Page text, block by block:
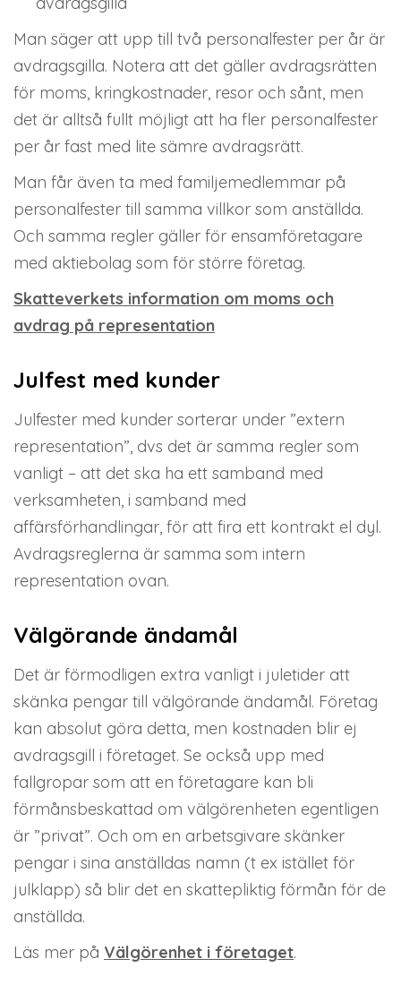
Man säger att upp till två personalfester per år är
avdragsgilla. Notera att det gäller avdragsrätten
för moms, kringkostnader, resor och sånt, men
det är alltså fullt möjligt att ha fler personalfester
per år fast med lite sämre avdragsrätt.
Man får även ta med familjemedlemmar på
personalfester till samma villkor som anställda.
Och samma regler gäller för ensamföretagare
med aktiebolag som för större företag.
Skatteverkets information om moms och
avdrag på representation
Julfest med kunder
Julfester med kunder sorterar under ”extern
representation”, dvs det är samma regler som
vanligt – att det ska ha ett samband med
verksamheten, i samband med
affärsförhandlingar, för att fira ett kontrakt el dyl.
Avdragsreglerna är samma som intern
representation ovan.
Välgörande ändamål
Det är förmodligen extra vanligt i juletider att
skänka pengar till välgörande ändamål. Företag
kan absolut göra detta, men kostnaden blir ej
avdragsgill i företaget. Se också upp med
fallgropar som att en företagare kan bli
förmånsbeskattad om välgörenheten egentligen
är ”privat”. Och om en arbetsgivare skänker
pengar i sina anställdas namn (t ex istället för
julklapp) så blir det en skattepliktig förmån för de
anställda.
Läs mer på Välgörenhet i företaget.